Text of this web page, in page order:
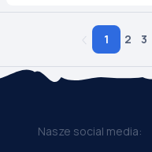
1 2 3
Nasze social media: